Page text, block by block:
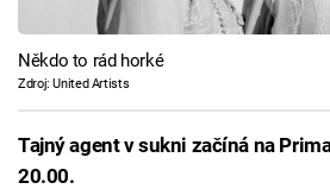
Někdo to rád horké
Zdroj: United Artists
Tajný agent v sukni začíná na
20.00.